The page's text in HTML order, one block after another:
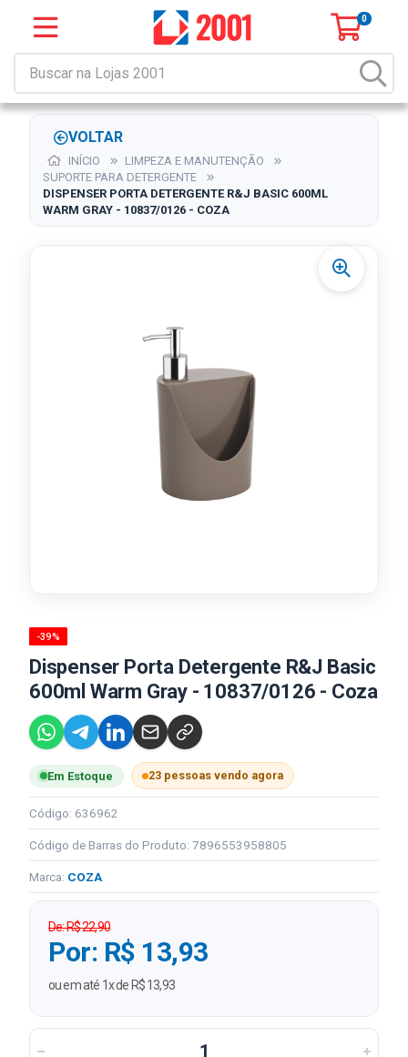
0
VOLTAR
INÍCIO
LIMPEZA E MANUTENÇÃO
SUPORTE PARA DETERGENTE
DISPENSER PORTA DETERGENTE R&J BASIC 600ML
WARM GRAY - 10837/0126 - COZA
-39%
Dispenser Porta Detergente R&J Basic
600ml Warm Gray - 10837/0126 - Coza
Em Estoque 23 pessoas vendo agora
Código: 636962
Código de Barras do Produto: 7896553958805
Marca: COZA
De: R$ 22,90
Por: R$ 13,93
ou em até 1x de R$ 13,93